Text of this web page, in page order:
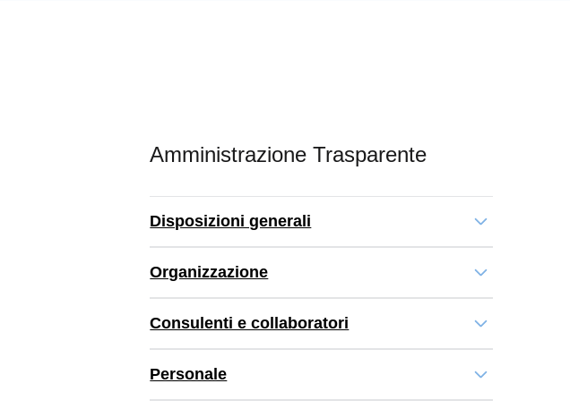
Amministrazione Trasparente
Disposizioni generali
Organizzazione
Consulenti e collaboratori
Personale